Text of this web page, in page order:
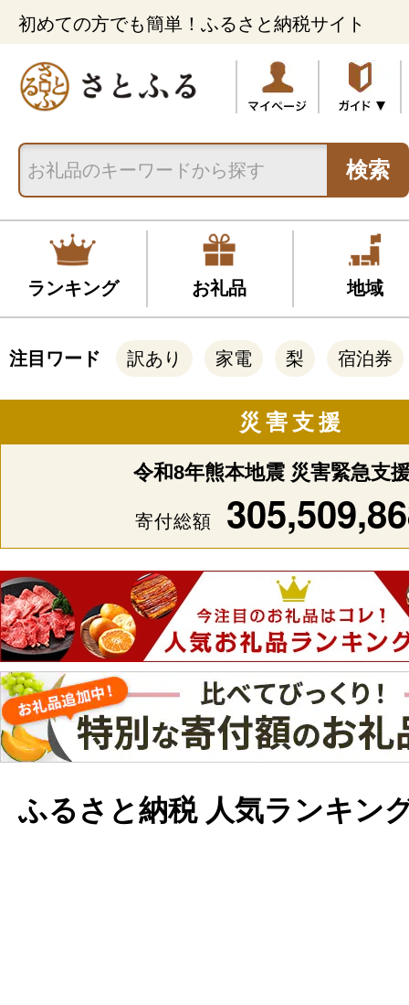
初めての方でも簡単！ふるさと納税サイト
検索
ランキング お礼品 地域
注目ワード 訳あり 家電 梨 宿泊券
災害支援
令和8年熊本地震 災害緊急支
寄付総額
ふるさと納税 人気ランキン